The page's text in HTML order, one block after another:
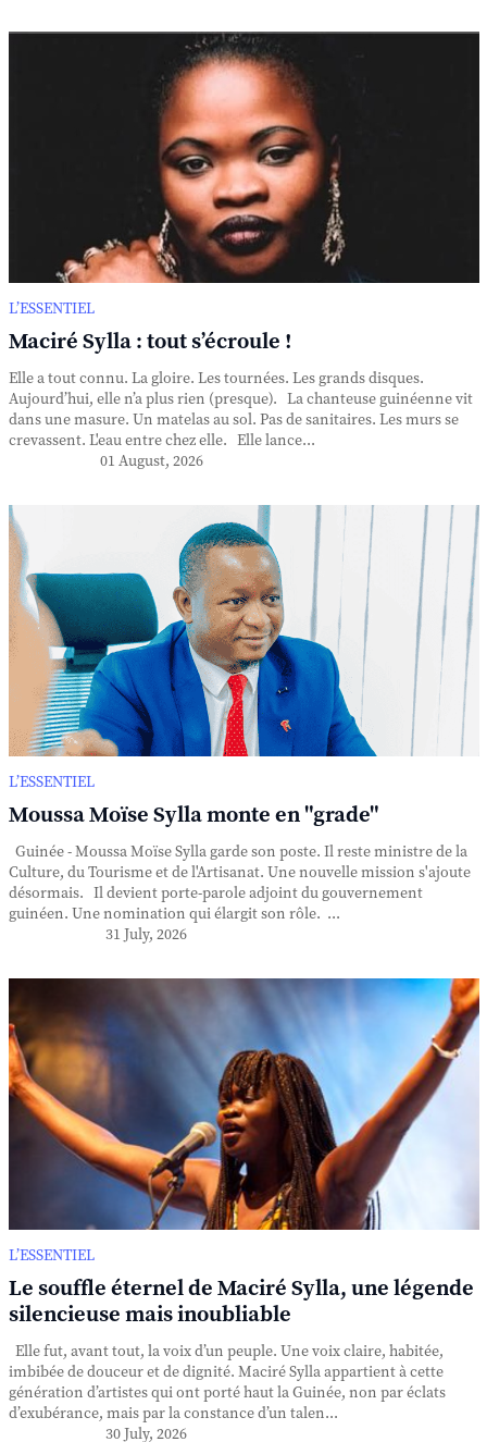
L’ESSENTIEL
Maciré Sylla : tout s’écroule !
Elle a tout connu. La gloire. Les tournées. Les grands disques.
Aujourd’hui, elle n’a plus rien (presque). La chanteuse guinéenne vit
dans une masure. Un matelas au sol. Pas de sanitaires. Les murs se
crevassent. L'eau entre chez elle. Elle lance...
01 August, 2026
L’ESSENTIEL
Moussa Moïse Sylla monte en "grade"
Guinée - Moussa Moïse Sylla garde son poste. Il reste ministre de la
Culture, du Tourisme et de l'Artisanat. Une nouvelle mission s'ajoute
désormais. Il devient porte-parole adjoint du gouvernement
guinéen. Une nomination qui élargit son rôle. ...
31 July, 2026
L’ESSENTIEL
Le souffle éternel de Maciré Sylla, une légende
silencieuse mais inoubliable
Elle fut, avant tout, la voix d’un peuple. Une voix claire, habitée,
imbibée de douceur et de dignité. Maciré Sylla appartient à cette
génération d’artistes qui ont porté haut la Guinée, non par éclats
d’exubérance, mais par la constance d’un talen...
30 July, 2026